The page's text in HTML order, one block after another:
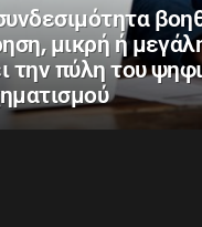
μικρή ή
την πύλη του